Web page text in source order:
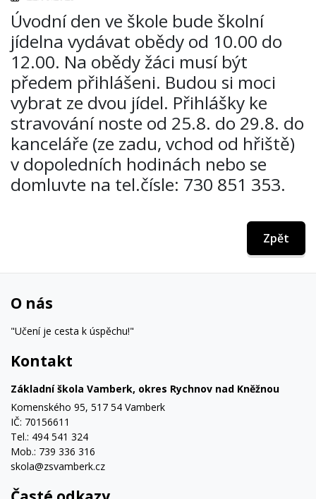
Úvodní den ve škole bude školní
jídelna vydávat obědy od 10.00 do
12.00. Na obědy žáci musí být
předem přihlášeni. Budou si moci
vybrat ze dvou jídel. Přihlášky ke
stravování noste od 25.8. do 29.8. do
kanceláře (ze zadu, vchod od hřiště)
v dopoledních hodinách nebo se
domluvte na tel.čísle: 730 851 353.
Zpět
O nás
"Učení je cesta k úspěchu!"
Kontakt
Základní škola Vamberk, okres Rychnov nad Kněžnou
Komenského 95, 517 54 Vamberk
IČ: 70156611
Tel.: 494 541 324
Mob.: 739 336 316
skola@zsvamberk.cz